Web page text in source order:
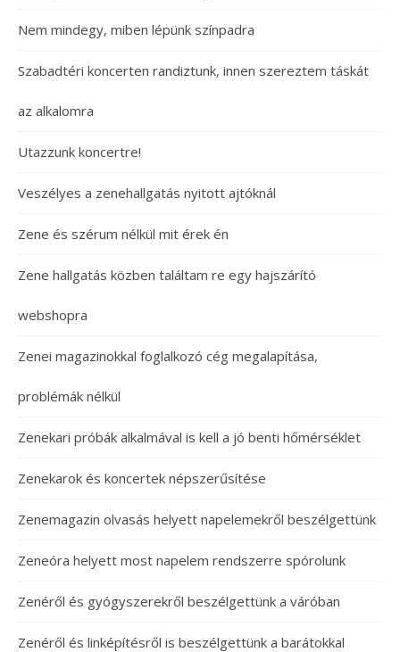
Nem mindegy, miben lépünk színpadra
Szabadtéri koncerten randiztunk, innen szereztem táskát
az alkalomra
Utazzunk koncertre!
Veszélyes a zenehallgatás nyitott ajtóknál
Zene és szérum nélkül mit érek én
Zene hallgatás közben találtam re egy hajszárító
webshopra
Zenei magazinokkal foglalkozó cég megalapítása,
problémák nélkül
Zenekari próbák alkalmával is kell a jó benti hőmérséklet
Zenekarok és koncertek népszerűsítése
Zenemagazin olvasás helyett napelemekről beszélgettünk
Zeneóra helyett most napelem rendszerre spórolunk
Zenéről és gyógyszerekről beszélgettünk a váróban
Zenéről és linképítésről is beszélgettünk a barátokkal